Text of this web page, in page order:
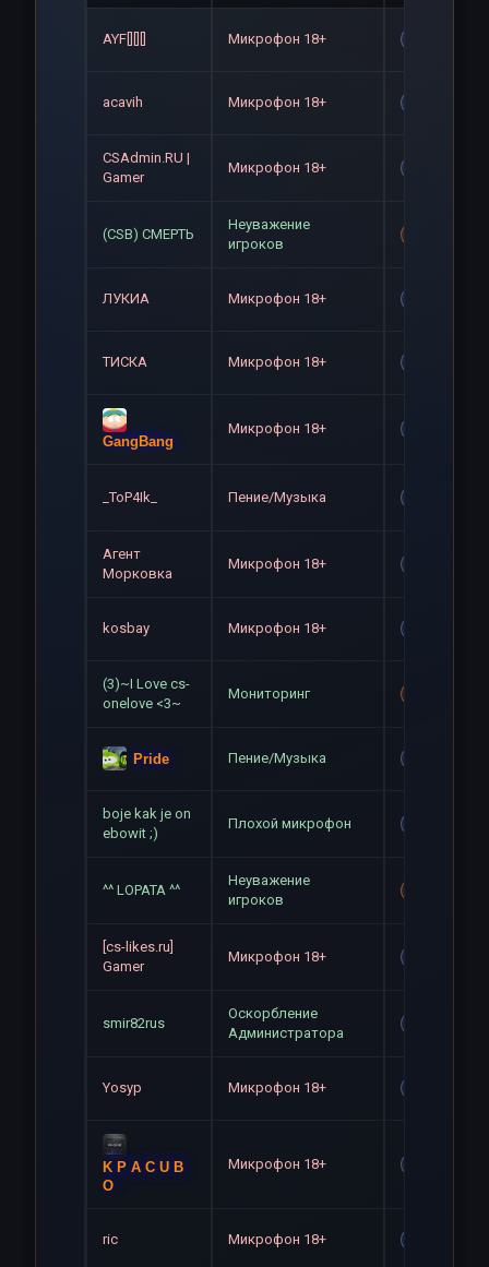
AYF[][][] Микрофон 18+
acavih Микрофон 18+
CSAdmin.RU |
Gamer
Микрофон 18+
(CSB) СМЕРТЬ
Неуважение
игроков
ЛУКИА Микрофон 18+
ТИСКА Микрофон 18+
GangBang
Микрофон 18+
_ToP4Ik_ Пение/Музыка
Агент
Морковка
Микрофон 18+
kosbay Микрофон 18+
(3)~I Love cs-
onelove <3~
Мониторинг
Pride Пение/Музыка
boje kak je on
ebowit ;)
Плохой микрофон
^^ LOPATA ^^
Неуважение
игроков
[cs-likes.ru]
Gamer
Микрофон 18+
smir82rus
Оскорбление
Администратора
Yosyp Микрофон 18+
K P A C U B
O
Микрофон 18+
ric Микрофон 18+